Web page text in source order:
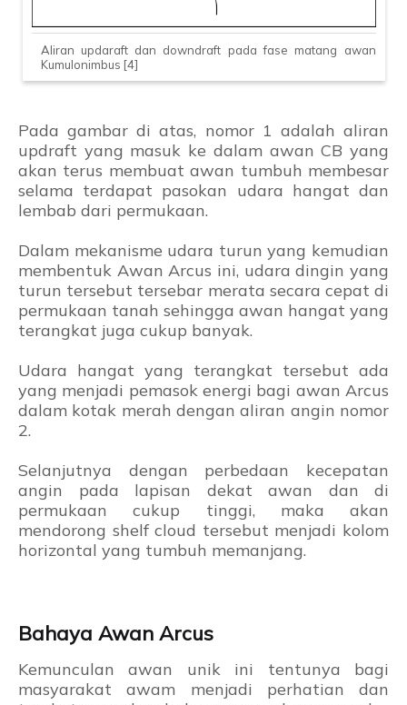
Aliran updaraft dan downdraft pada fase matang awan
Kumulonimbus [4]
Pada gambar di atas, nomor 1 adalah aliran
updraft yang masuk ke dalam awan CB yang
akan terus membuat awan tumbuh membesar
selama terdapat pasokan udara hangat dan
lembab dari permukaan.
Dalam mekanisme udara turun yang kemudian
membentuk Awan Arcus ini, udara dingin yang
turun tersebut tersebar merata secara cepat di
permukaan tanah sehingga awan hangat yang
terangkat juga cukup banyak.
Udara hangat yang terangkat tersebut ada
yang menjadi pemasok energi bagi awan Arcus
dalam kotak merah dengan aliran angin nomor
2.
Selanjutnya dengan perbedaan kecepatan
angin pada lapisan dekat awan dan di
permukaan cukup tinggi, maka akan
mendorong shelf cloud tersebut menjadi kolom
horizontal yang tumbuh memanjang.
Bahaya Awan Arcus
Kemunculan awan unik ini tentunya bagi
masyarakat awam menjadi perhatian dan